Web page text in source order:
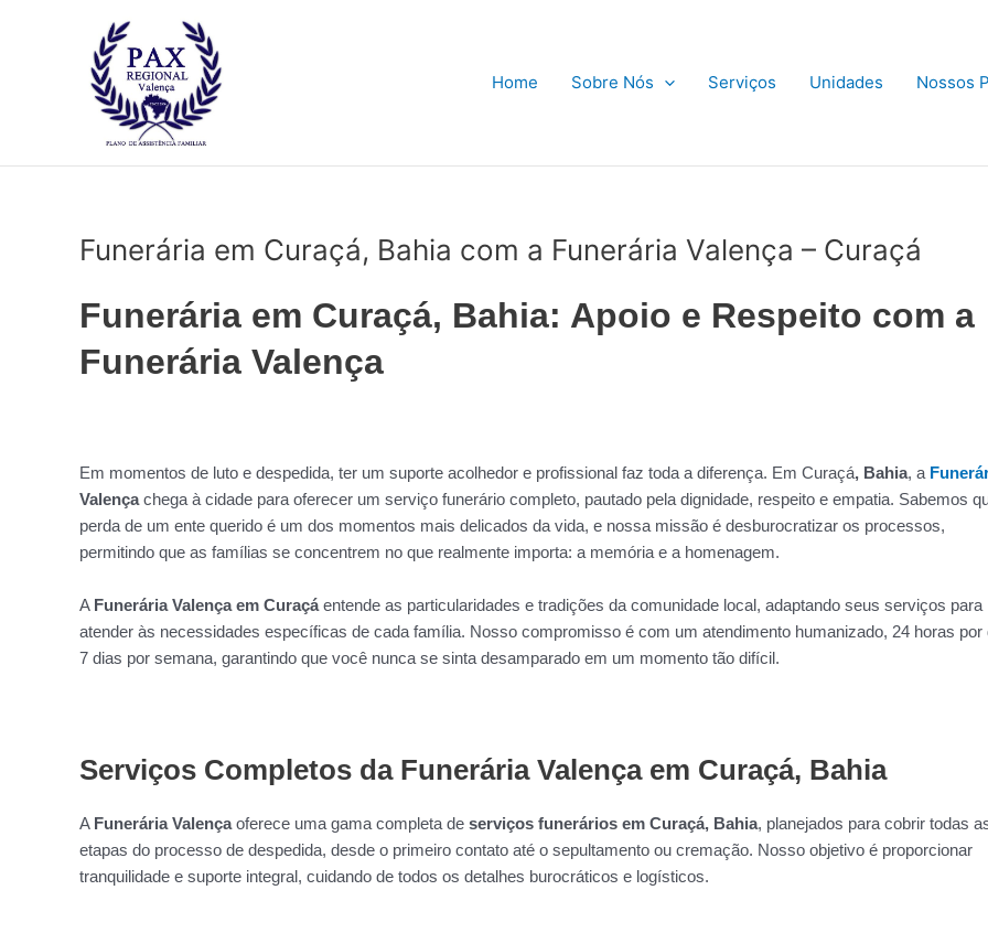
Home Sobre Nós Serviços Unidades Nossos
Funerária em Curaçá, Bahia com a Funerária Valença – Curaçá
Funerária em Curaçá, Bahia: Apoio e Respeito com a
Funerária Valença
Em momentos de luto e despedida, ter um suporte acolhedor e profissional faz toda a diferença. Em Curaçá, Bahia, a
Valençachega à cidade para oferecer um serviço funerário completo, pautado pela dignidade, respeito e empatia. Sabemos
perda de um ente querido é um dos momentos mais delicados da vida, e nossa missão é desburocratizar os processos,
permitindo que as famílias se concentrem no que realmente importa: a memória e a homenagem.
A Funerária Valença em Curaçá entende as particularidades e tradições da comunidade local, adaptando seus serviços para
atender às necessidades específicas de cada família. Nosso compromisso é com um atendimento humanizado, 24 horas por
7 dias por semana, garantindo que você nunca se sinta desamparado em um momento tão difícil.
Serviços Completos da Funerária Valença em Curaçá, Bahia
A Funerária Valençaoferece uma gama completa de serviços funerários em Curaçá, Bahia, planejados para cobrir todas
etapas do processo de despedida, desde o primeiro contato até o sepultamento ou cremação. Nosso objetivo é proporcionar
tranquilidade e suporte integral, cuidando de todos os detalhes burocráticos e logísticos.